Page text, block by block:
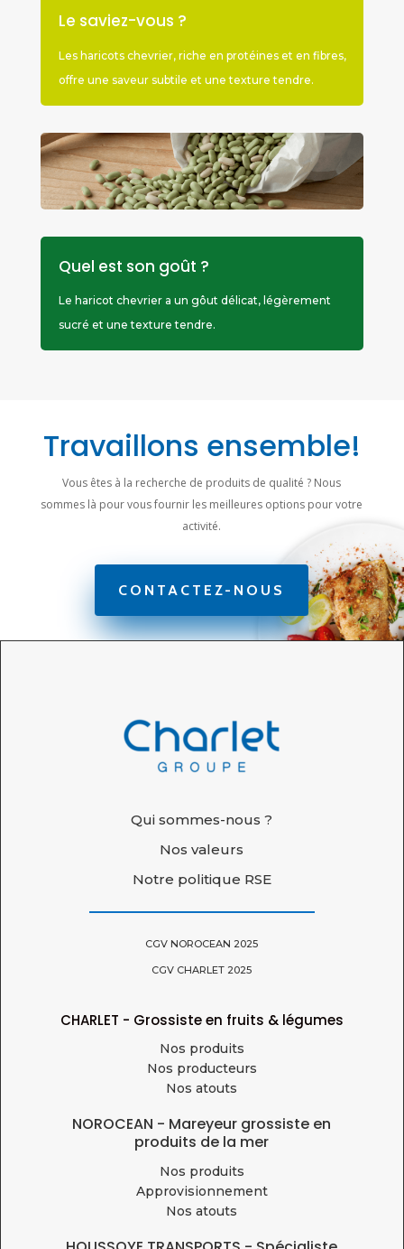
Le saviez-vous ?
Les haricots chevrier, riche en protéines et en fibres,
offre une saveur subtile et une texture tendre.
Quel est son goût ?
Le haricot chevrier a un gôut délicat, légèrement
sucré et une texture tendre.
Travaillons ensemble!
Vous êtes à la recherche de produits de qualité ? Nous
sommes là pour vous fournir les meilleures options pour votre
activité.
CONTACTEZ-NOUS
Qui sommes-nous ?
Nos valeurs
Notre politique RSE
CGV NOROCEAN 2025
CGV CHARLET 2025
CHARLET - Grossiste en fruits & légumes
Nos produits
Nos producteurs
Nos atouts
NOROCEAN - Mareyeur grossiste en
produits de la mer
Nos produits
Approvisionnement
Nos atouts